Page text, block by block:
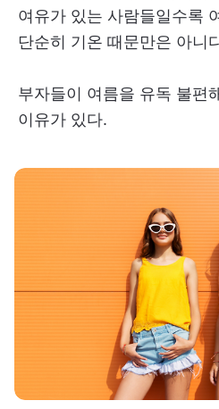
여유가 있는 사람들일수록
단순히 기온 때문만은 아니
부자들이 여름을 유독 불편
이유가 있다.